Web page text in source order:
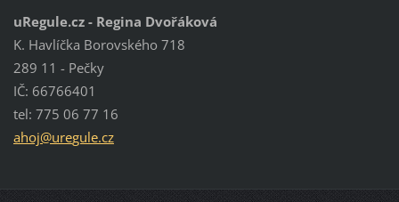
uRegule.cz - Regina Dvořáková
K. Havlíčka Borovského 718
289 11 - Pečky
IČ: 66766401
tel: 775 06 77 16
ahoj@uregule.cz